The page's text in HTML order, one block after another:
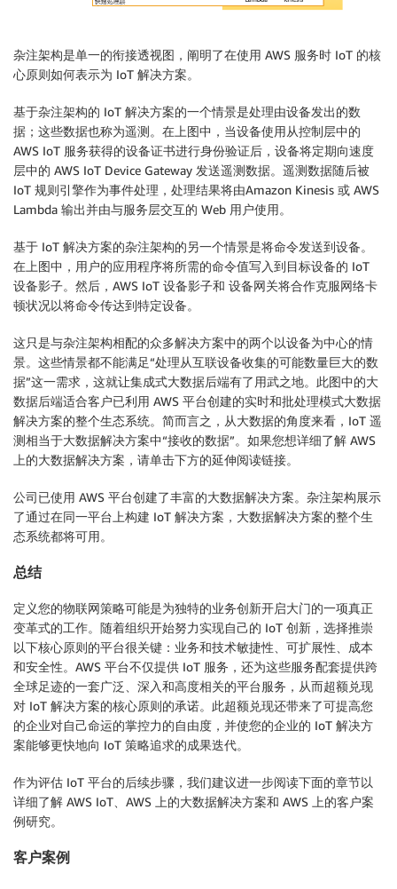
杂注架构是单一的衔接透视图，阐明了在使用 AWS 服务时 IoT 的核
心原则如何表示为 IoT 解决方案。
基于杂注架构的 IoT 解决方案的一个情景是处理由设备发出的数
据；这些数据也称为遥测。在上图中，当设备使用从控制层中的
AWS IoT 服务获得的设备证书进行身份验证后，设备将定期向速度
层中的 AWS IoT Device Gateway 发送遥测数据。遥测数据随后被
IoT 规则引擎作为事件处理，处理结果将由Amazon Kinesis 或 AWS
Lambda 输出并由与服务层交互的 Web 用户使用。
基于 IoT 解决方案的杂注架构的另一个情景是将命令发送到设备。
在上图中，用户的应用程序将所需的命令值写入到目标设备的 IoT
设备影子。然后，AWS IoT 设备影子和 设备网关将合作克服网络卡
顿状况以将命令传达到特定设备。
这只是与杂注架构相配的众多解决方案中的两个以设备为中心的情
景。这些情景都不能满足“处理从互联设备收集的可能数量巨大的数
据”这一需求，这就让集成式大数据后端有了用武之地。此图中的大
数据后端适合客户已利用 AWS 平台创建的实时和批处理模式大数据
解决方案的整个生态系统。简而言之，从大数据的角度来看，IoT 遥
测相当于大数据解决方案中“接收的数据”。如果您想详细了解 AWS
上的大数据解决方案，请单击下方的延伸阅读链接。
公司已使用 AWS 平台创建了丰富的大数据解决方案。杂注架构展示
了通过在同一平台上构建 IoT 解决方案，大数据解决方案的整个生
态系统都将可用。
总结
定义您的物联网策略可能是为独特的业务创新开启大门的一项真正
变革式的工作。随着组织开始努力实现自己的 IoT 创新，选择推崇
以下核心原则的平台很关键：业务和技术敏捷性、可扩展性、成本
和安全性。AWS 平台不仅提供 IoT 服务，还为这些服务配套提供跨
全球足迹的一套广泛、深入和高度相关的平台服务，从而超额兑现
对 IoT 解决方案的核心原则的承诺。此超额兑现还带来了可提高您
的企业对自己命运的掌控力的自由度，并使您的企业的 IoT 解决方
案能够更快地向 IoT 策略追求的成果迭代。
作为评估 IoT 平台的后续步骤，我们建议进一步阅读下面的章节以
详细了解 AWS IoT、AWS 上的大数据解决方案和 AWS 上的客户案
例研究。
客户案例